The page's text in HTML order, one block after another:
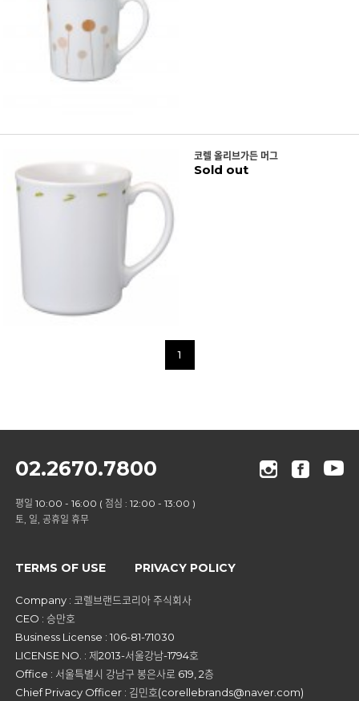
코렐 올리브가든 머그
Sold out
1
02.2670.7800
평일 10:00 - 16:00 ( 점심 : 12:00 - 13:00 )
토, 일, 공휴일 휴무
TERMS OF USE PRIVACY POLICY
Company : 코렐브랜드코리아 주식회사
CEO : 승만호
Business License : 106-81-71030
LICENSE NO. : 제2013-서울강남-1794호
Office : 서울특별시 강남구 봉은사로 619, 2층
Chief Privacy Officer : 김민호(corellebrands@naver.com)